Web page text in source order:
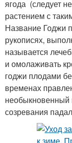
ягода (следует
растением с
Название Годжи
рукописях,
называется
и омолаживать
годжи плодами
временах
необыкновенный
созревания